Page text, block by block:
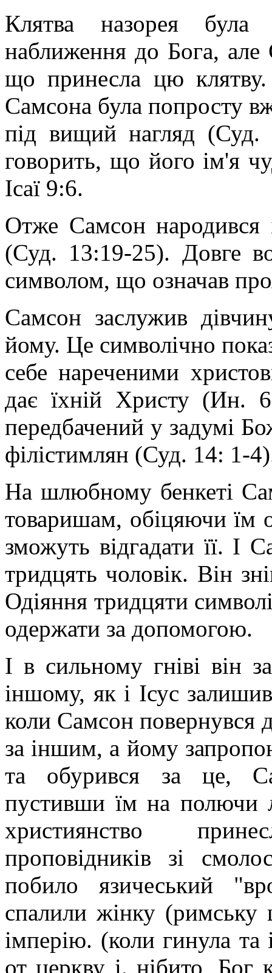
Клятва назорея
наближення до Бога,
що принесла цю клятву.
Самсона була попросту
під вищий нагляд
говорить, що його ім'я
Ісаї 9:6.
Отже Самсон народився
(Суд. 13:19-25). Довге
символом, що означав
Самсон заслужив
йому. Це символічно
себе нареченими
дає їхній Христу (Ин.
передбачений у задумі
філістимлян (Суд. 14: 1-
На шлюбному бенкеті
товаришам, обіцяючи їм
зможуть відгадати її.
тридцять чоловік. Він
Одіяння тридцяти
одержати за допомогою.
І в сильному гніві він
іншому, як і Ісус
коли Самсон повернувся
за іншим, а йому
та обурився за це,
пустивши їм на полючи
християнство
проповідників зі
побило язичеський
спалили жінку (римську
імперію. (коли гинула та
от церкву і. нібито, Бог